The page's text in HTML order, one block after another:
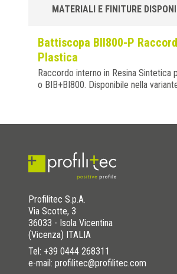
MATERIALI E FINITURE
Battiscopa BII800-P
Plastica
Raccordo interno in Resina Sintetica
o BIB+BI800. Disponibile nella
Profilitec S.p.A.
Via Scotte, 3
36033 - Isola Vicentina
(Vicenza) ITALIA
Tel: +39 0444 268311
e-mail: profilitec@profilitec.com